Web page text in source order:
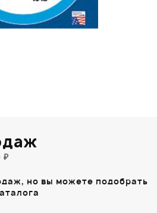
₽
но вы можете подобрать